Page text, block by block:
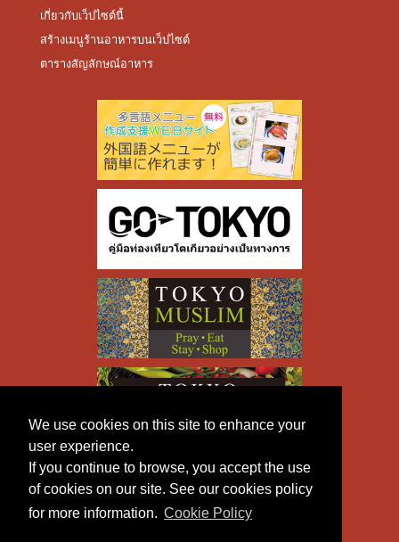
We use cookies on this site to enhance your
user experience.
If you continue to browse, you accept the use
of cookies on our site. See our cookies policy
for more information. Cookie Policy
เกี่ยวกับเว็ปไซต์นี้
สร้างเมนูร้านอาหารบนเว็ปไซต์
ตารางสัญลักษณ์อาหาร